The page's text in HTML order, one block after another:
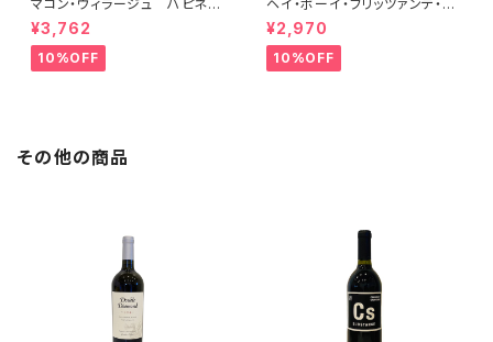
マコン・ヴィラージュ ハピネ
ス 2023 ブレノ・ベランジェ
¥3,762
10%OFF
ヘイ・ボーイ・フリッツァンテ・ビ
アンコ 2022 オールド・ボー
イ
¥2,970
10%OFF
その他の商品